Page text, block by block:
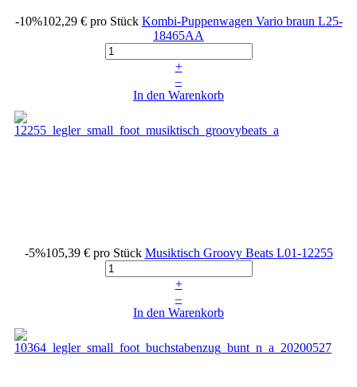
-10%102,29 € pro Stück Kombi-Puppenwagen Vario braun L25-
18465AA
+
–
In den Warenkorb
-5%105,39 € pro Stück Musiktisch Groovy Beats L01-12255
+
–
In den Warenkorb